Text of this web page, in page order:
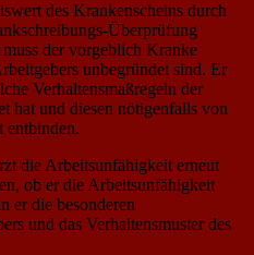
des Krankenscheins durch
Überprüfung
der vorgeblich Kranke
unbegründet sind. Er
Verhaltensmaßregeln der
hat und diesen nötigenfalls von
entbinden.
die Arbeitsunfähigkeit erneut
ob er die Arbeitsunfähigkeit
er die besonderen
und das Verhaltensmuster des